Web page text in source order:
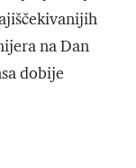
na Dan
dobije